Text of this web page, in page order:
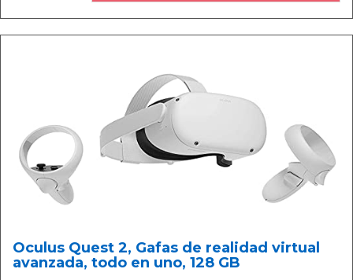
Oculus Quest 2, Gafas de realidad virtual
avanzada, todo en uno, 128 GB